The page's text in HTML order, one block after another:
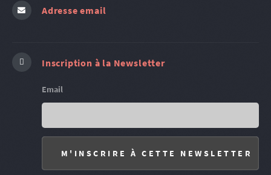
Adresse email
Inscription à la Newsletter
Email